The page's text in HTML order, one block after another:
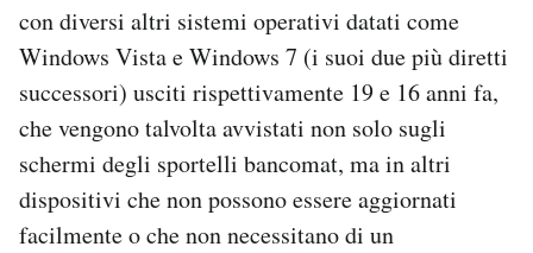
con diversi altri sistemi operativi datati come
Windows Vista e Windows 7 (i suoi due più diretti
successori) usciti rispettivamente 19 e 16 anni fa,
che vengono talvolta avvistati non solo sugli
schermi degli sportelli bancomat, ma in altri
dispositivi che non possono essere aggiornati
facilmente o che non necessitano di un